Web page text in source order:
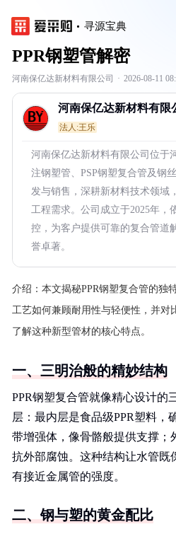
寻源宝典
PPR钢塑管解密
河南保亿达新材料有限公司 · 2026-08-11
河南保亿达新材料有限
法人:王乐
河南保亿达新材料有限公司位于
注钢塑管、PSP钢塑复合管及钢
发与销售，深耕新材料技术领域
工程需求。公司成立于2025年，
控，为客户提供可靠的复合管道
誉卓著。
介绍： 本文揭秘PPR钢塑复合管的独
工艺如何兼顾耐用性与轻便性，并对
了解这种新型管材的核心特点。
一、三明治般的精妙结构
PPR钢塑复合管就像精心设计的
层：最内层是食品级PPR塑料，
带增强体，像骨骼般提供支撑；
抗外部腐蚀。这种结构让水管既
有接近金属管的强度。
二、钢与塑的黄金配比